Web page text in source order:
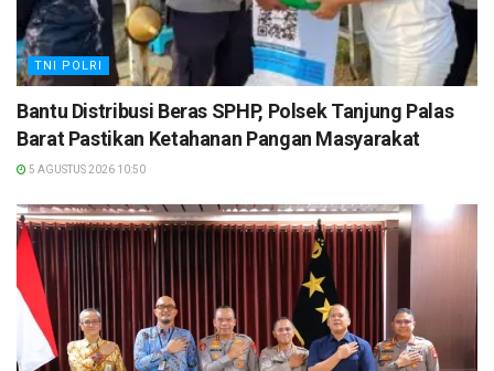
TNI POLRI
Bantu Distribusi Beras SPHP, Polsek Tanjung Palas
Barat Pastikan Ketahanan Pangan Masyarakat
5 AGUSTUS 2026 10:50